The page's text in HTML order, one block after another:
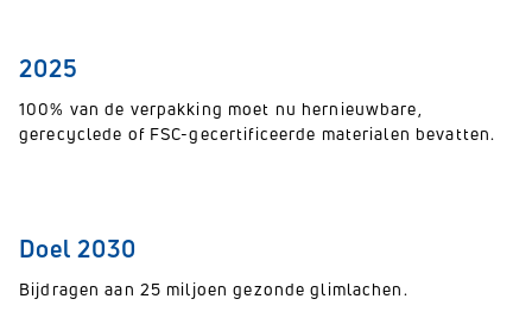
2025
100% van de verpakking moet nu hernieuwbare,
gerecyclede of FSC-gecertificeerde materialen bevatten.
Doel 2030
Bijdragen aan 25 miljoen gezonde glimlachen.